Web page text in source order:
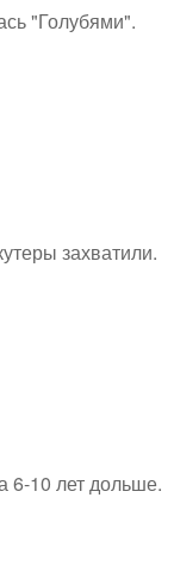
"Голубями".
захватили.
6-10 лет дольше.